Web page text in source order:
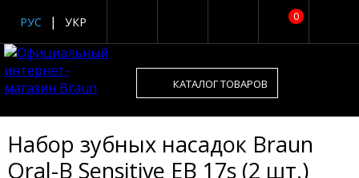
0
РУС УКР
КАТАЛОГ ТОВАРОВ
Набор зубных насадок Braun
Oral-B Sensitive EB 17s (2 шт.)